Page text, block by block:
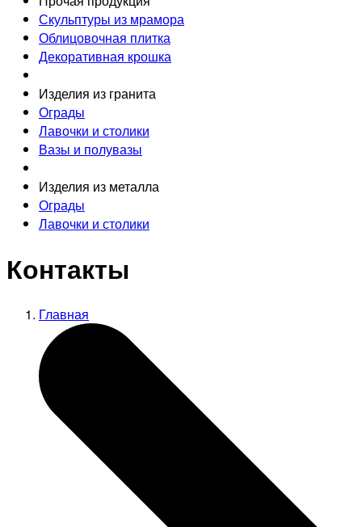
Скульптуры из мрамора
Облицовочная плитка
Декоративная крошка
Изделия из гранита
Ограды
Лавочки и столики
Вазы и полувазы
Изделия из металла
Ограды
Лавочки и столики
Контакты
Главная